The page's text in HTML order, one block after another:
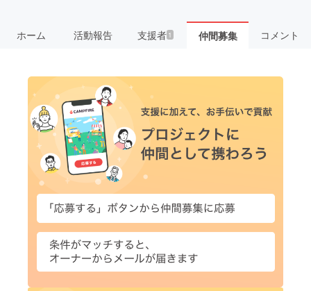
ホーム 活動報告 支援者 1 仲間募集 コメント